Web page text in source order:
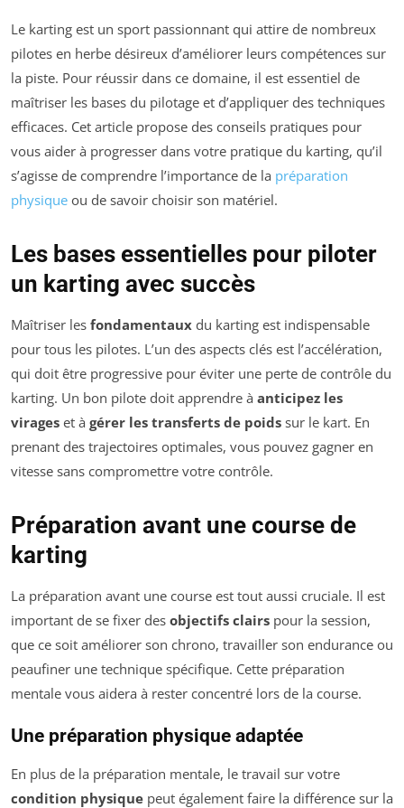
Le karting est un sport passionnant qui attire de nombreux
pilotes en herbe désireux d’améliorer leurs compétences sur
la piste. Pour réussir dans ce domaine, il est essentiel de
maîtriser les bases du pilotage et d’appliquer des techniques
efficaces. Cet article propose des conseils pratiques pour
vous aider à progresser dans votre pratique du karting, qu’il
s’agisse de comprendre l’importance de la préparation
physique ou de savoir choisir son matériel.
Les bases essentielles pour piloter
un karting avec succès
Maîtriser les fondamentaux du karting est indispensable
pour tous les pilotes. L’un des aspects clés est l’accélération,
qui doit être progressive pour éviter une perte de contrôle du
karting. Un bon pilote doit apprendre à anticipez les
virages et à gérer les transferts de poids sur le kart. En
prenant des trajectoires optimales, vous pouvez gagner en
vitesse sans compromettre votre contrôle.
Préparation avant une course de
karting
La préparation avant une course est tout aussi cruciale. Il est
important de se fixer des objectifs clairs pour la session,
que ce soit améliorer son chrono, travailler son endurance ou
peaufiner une technique spécifique. Cette préparation
mentale vous aidera à rester concentré lors de la course.
Une préparation physique adaptée
En plus de la préparation mentale, le travail sur votre
condition physique peut également faire la différence sur la